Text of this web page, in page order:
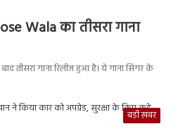
Wala का तीसरा गाना
तीसरा गाना रिलीज हुआ है। ये गाना सिंगर के
बड़ी ख़बर